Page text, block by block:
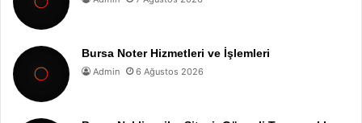
Bursa Noter Hizmetleri ve İşlemleri
Admin 6 Ağustos 2026